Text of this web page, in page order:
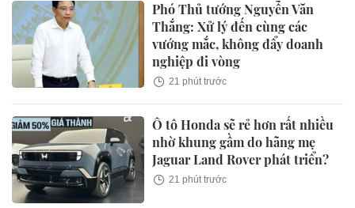
Phó Thủ tướng Nguyễn Văn
Thắng: Xử lý đến cùng các
vướng mắc, không đẩy doanh
nghiệp đi vòng
21 phút trước
Ô tô Honda sẽ rẻ hơn rất nhiều
nhờ khung gầm do hãng mẹ
Jaguar Land Rover phát triển?
21 phút trước